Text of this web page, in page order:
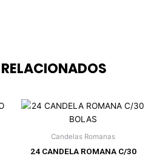
Candelas Romanas
24 CANDELA ROMANA C/30